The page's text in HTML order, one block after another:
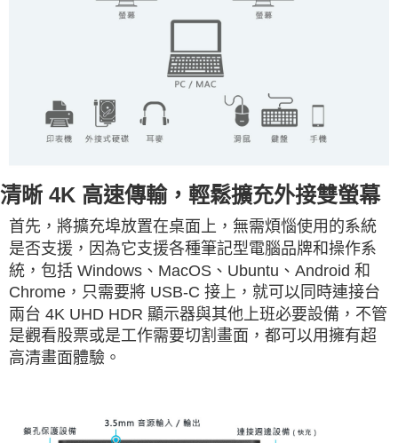
清晰 4K 高速傳輸，輕鬆擴充外接雙螢幕
首先，將擴充埠放置在桌面上，無需煩惱使用的系統
是否支援，因為它支援各種筆記型電腦品牌和操作系
統，包括 Windows、MacOS、Ubuntu、Android 和
Chrome，只需要將 USB-C 接上，就可以同時連接台
兩台 4K UHD HDR 顯示器與其他上班必要設備，不管
是觀看股票或是工作需要切割畫面，都可以用擁有超
高清畫面體驗。